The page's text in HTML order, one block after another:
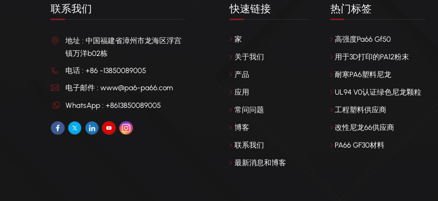
联系我们
地址 : 中国福建省漳州市龙海区浮宫
镇万洋b02栋
电话 : +86 -13850089005
电子邮件 : www@pa6-pa66.com
WhatsApp : +8613850089005
快速链接
家
关于我们
产品
应用
常问问题
博客
联系我们
最新消息和博客
热门标签
高强度Pa66 Gf50
用于3D打印的PA12粉末
耐寒PA6塑料尼龙
UL94 V0认证绿色尼龙颗粒
工程塑料供应商
改性尼龙66供应商
PA66 GF30材料